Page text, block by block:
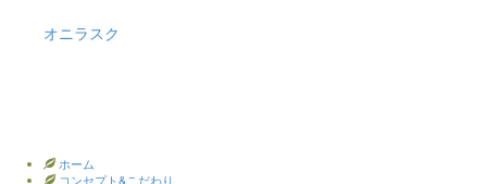
オニラスク
ホーム
コンセプト&こだわり